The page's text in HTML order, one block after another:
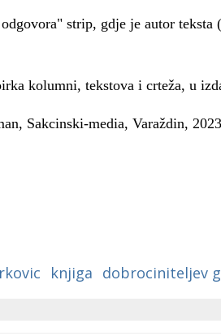
strip, gdje je autor
kolumni, tekstova i crteža, u
Sakcinski-media, Varaždin,
knjiga dobrociniteljev